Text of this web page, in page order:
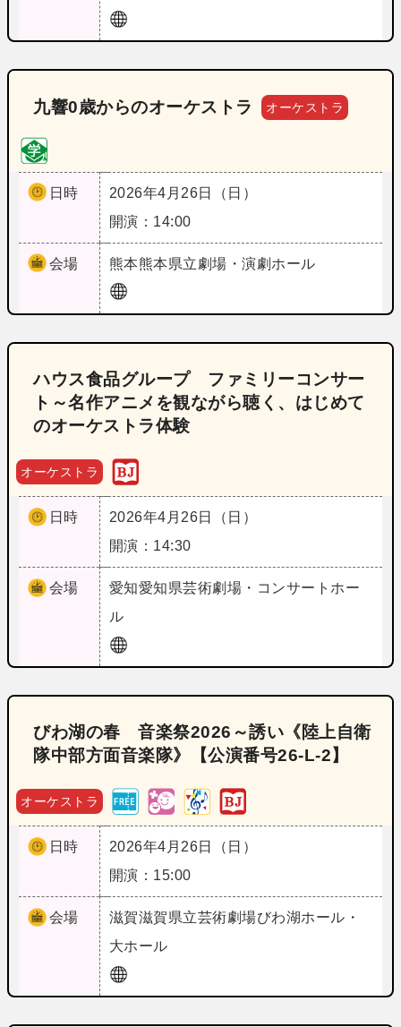
九響0歳からのオーケストラ オーケストラ
日時
2026年4月26日（日）
開演：14:00
会場 熊本熊本県立劇場・演劇ホール
ハウス食品グループ ファミリーコンサー
ト～名作アニメを観ながら聴く、はじめて
のオーケストラ体験
オーケストラ
日時
2026年4月26日（日）
開演：14:30
会場 愛知愛知県芸術劇場・コンサートホー
ル
びわ湖の春 音楽祭2026～誘い《陸上自衛
隊中部方面音楽隊》【公演番号26‐L‐2】
オーケストラ
日時
2026年4月26日（日）
開演：15:00
会場 滋賀滋賀県立芸術劇場びわ湖ホール・
大ホール